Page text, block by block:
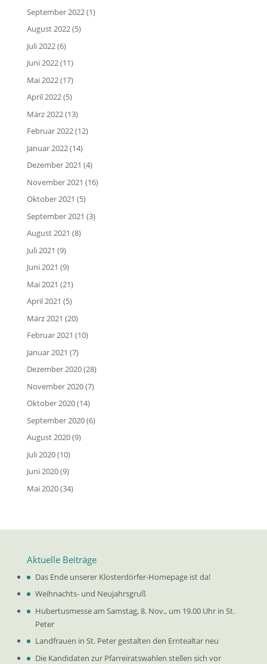
September 2022(1)
August 2022(5)
Juli 2022(6)
Juni 2022(11)
Mai 2022(17)
April 2022(5)
März 2022(13)
Februar 2022(12)
Januar 2022(14)
Dezember 2021 (4)
November 2021 (16)
Oktober 2021 (5)
September 2021 (3)
August 2021 (8)
Juli 2021 (9)
Juni 2021 (9)
Mai 2021 (21)
April 2021 (5)
März 2021 (20)
Februar 2021 (10)
Januar 2021 (7)
Dezember 2020(28)
November 2020(7)
Oktober 2020(14)
September 2020(6)
August 2020(9)
Juli 2020(10)
Juni 2020(9)
Mai 2020(34)
Aktuelle Beiträge
Das Ende unserer Klosterdörfer-Homepage ist da!
Weihnachts- und Neujahrsgruß
Hubertusmesse am Samstag, 8. Nov., um 19.00 Uhr in St.
Peter
Landfrauen in St. Peter gestalten den Erntealtar neu
Die Kandidaten zur Pfarreiratswahlen stellen sich vor